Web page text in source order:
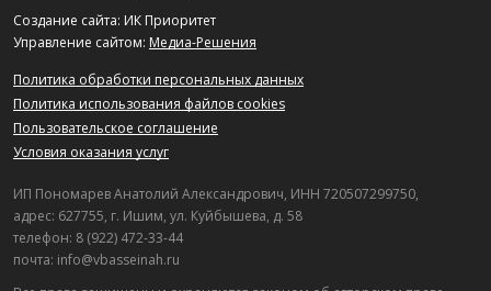
Создание сайта: ИК Приоритет
Управление сайтом: Медиа-Решения
Политика обработки персональных данных
Политика использования файлов cookies
Пользовательское соглашение
Условия оказания услуг
ИП Пономарев Анатолий Александрович, ИНН 720507299750,
адрес: 627755, г. Ишим, ул. Куйбышева, д. 58
телефон: 8 (922) 472-33-44
почта: info@vbasseinah.ru